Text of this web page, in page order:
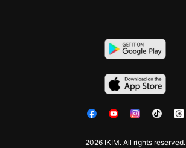
2026 IKIM. All rights reserved.